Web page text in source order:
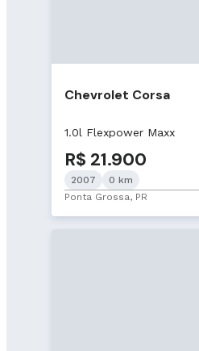
Chevrolet Corsa
1.0l Flexpower Maxx
R$ 21.900
2007
0 km
Ponta Grossa, PR